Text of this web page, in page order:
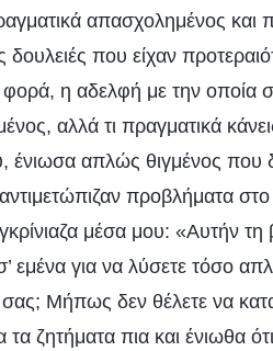
απασχολημένος και
που είχαν
η αδελφή με την οποία
αλλά τι πραγματικά
απλώς θιγμένος που
προβλήματα
μέσα μου: «Αυτήν
σ’ εμένα για να λύσετε τόσο
σας; Μήπως δεν θέλετε να
ζητήματα πια και ένιωθα